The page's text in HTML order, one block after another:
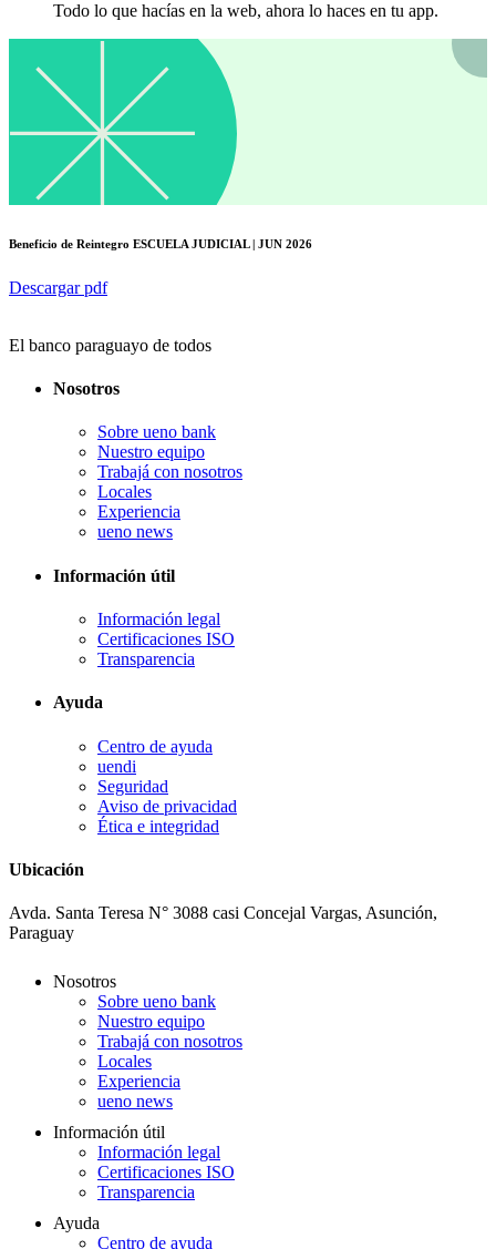
Todo lo que hacías en la web, ahora lo haces en tu app.
Beneficio de Reintegro ESCUELA JUDICIAL | JUN 2026
Descargar pdf
El banco paraguayo de todos
Nosotros
Sobre ueno bank
Nuestro equipo
Trabajá con nosotros
Locales
Experiencia
ueno news
Información útil
Información legal
Certificaciones ISO
Transparencia
Ayuda
Centro de ayuda
uendi
Seguridad
Aviso de privacidad
Ética e integridad
Ubicación
Avda. Santa Teresa N° 3088 casi Concejal Vargas, Asunción,
Paraguay
Nosotros
Sobre ueno bank
Nuestro equipo
Trabajá con nosotros
Locales
Experiencia
ueno news
Información útil
Información legal
Certificaciones ISO
Transparencia
Ayuda
Centro de ayuda